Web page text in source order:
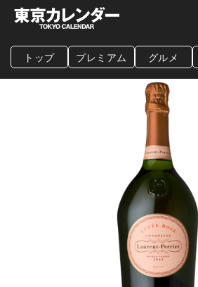
グルメ情報・
トップ プレミアム グルメ